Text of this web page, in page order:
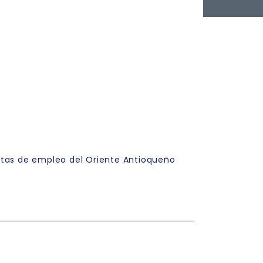
de empleo del Oriente Antioqueño